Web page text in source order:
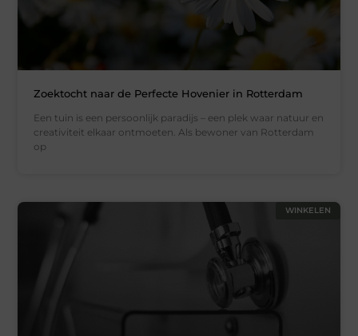
Zoektocht naar de Perfecte Hovenier in Rotterdam
Een tuin is een persoonlijk paradijs – een plek waar natuur en
creativiteit elkaar ontmoeten. Als bewoner van Rotterdam
op
WINKELEN